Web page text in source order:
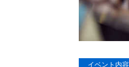
イベント内容